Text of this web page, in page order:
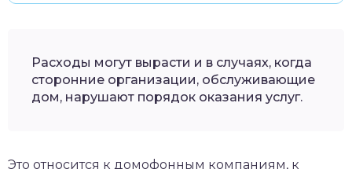
Расходы могут вырасти и в случаях, когда
сторонние организации, обслуживающие
дом, нарушают порядок оказания услуг.
Это относится к домофонным компаниям, к